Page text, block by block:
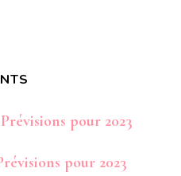
Prévisions pour 2023
pour 2023